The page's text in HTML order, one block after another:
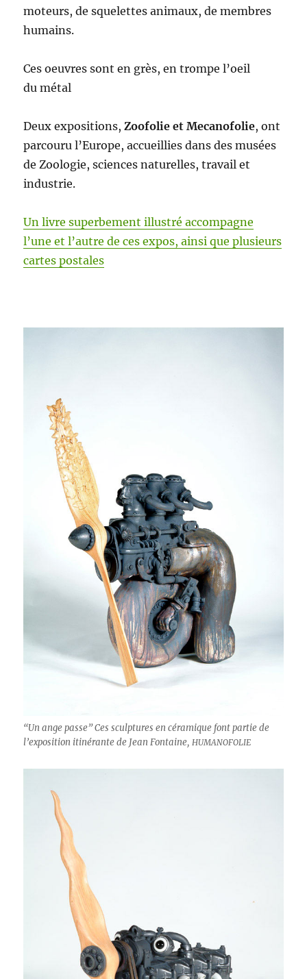
moteurs, de squelettes ani­maux, de mem­bres
humains.
Ces oeu­vres sont en grès, en trompe l’oeil
du métal
Deux expo­si­tions,Zoofolie et Mecanofolie, ont
par­cou­ru l’Eu­rope, accueil­lies dans des musées
de Zoolo­gie, sci­ences naturelles, tra­vail et
industrie.
Un livre superbe­ment illus­tré accom­pa­gne
l’une et l’autre de ces expos, ain­si que plusieurs
cartes postales
“Un ange passe” Ces sculp­tures en céramique font par­tie de
l’ex­po­si­tion itinérante de Jean Fontaine,HUMANOFOLIE